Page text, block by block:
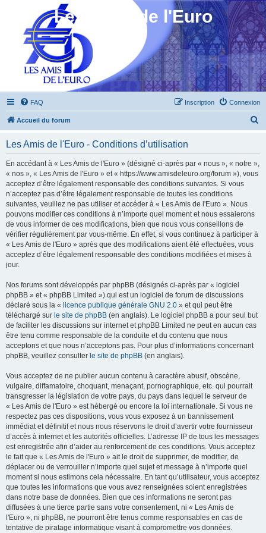
Les Amis de l'Euro
FAQ Connexion
Inscription
Accueil du forum
Les Amis de l'Euro - Conditions d’utilisation
En accédant à « Les Amis de l'Euro » (désigné ci-après par « nous », « notre »,
« nos », « Les Amis de l'Euro » et « https://www.amisdeleuro.org/forum »), vous
acceptez d’être légalement responsable des conditions suivantes. Si vous
n’acceptez pas d’être légalement responsable de toutes les conditions
suivantes, veuillez ne pas utiliser et accéder à « Les Amis de l'Euro ». Nous
pouvons modifier ces conditions à n’importe quel moment et nous essaierons
de vous informer de ces modifications, bien que nous vous conseillons de
vérifier régulièrement par vous-même. En effet, si vous continuez à participer à
« Les Amis de l'Euro » après que des modifications aient été effectuées, vous
acceptez d’être légalement responsable des conditions modifiées et mises à
jour.
Nos forums sont développés par phpBB (désignés ci-après par « logiciel
phpBB » et « phpBB Limited ») qui est un logiciel de forum de discussions
déclaré sous la « licence publique générale GNU 2.0 » et qui peut être
téléchargé sur le site de phpBB (en anglais). Le logiciel phpBB a pour seul but
de faciliter les discussions sur internet et phpBB Limited ne peut en aucun cas
être tenu comme responsable de la conduite et du contenu que nous
acceptons et que nous n’acceptons pas. Pour plus d’informations concernant
phpBB, veuillez consulter le site de phpBB (en anglais).
Vous acceptez de ne publier aucun contenu à caractère abusif, obscène,
vulgaire, diffamatoire, choquant, menaçant, pornographique, etc. qui pourrait
transgresser la législation de votre pays, du pays dans lequel le serveur de
« Les Amis de l'Euro » est hébergé ou encore la loi internationale. Si vous ne
respectez pas ces dispositions, vous vous exposez à un bannissement
immédiat et définitif et nous nous réservons le droit d’avertir votre fournisseur
d’accès à internet et les autorités officielles. L’adresse IP de tous les messages
est enregistrée afin d’aider au renforcement de ces conditions. Vous acceptez
le fait que « Les Amis de l'Euro » ait le droit de supprimer, de modifier, de
déplacer ou de verrouiller n’importe quel sujet et message à n’importe quel
moment si nous estimons cela nécessaire. En tant qu’utilisateur, vous acceptez
que toutes les informations que vous avez renseignées soient enregistrées
dans notre base de données. Bien que ces informations ne seront pas
diffusées à une tierce partie sans votre consentement, ni « Les Amis de
l'Euro », ni phpBB, ne pourront être tenus comme responsables en cas de
tentative de piratage informatique visant à compromettre vos données.